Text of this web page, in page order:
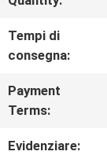
DI
QUALITÀ
Tempi di
consegna:
Payment
Terms:
Evidenziare: